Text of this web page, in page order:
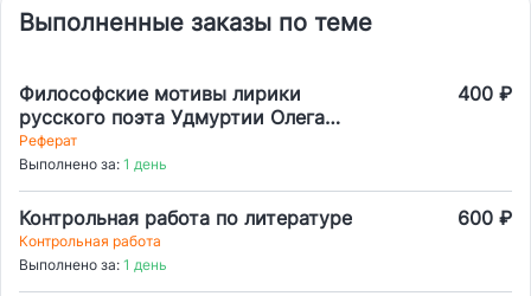
Выполненные заказы по теме
Философские мотивы лирики
русского поэта Удмуртии Олега
Поскребьева
400 ₽
Реферат
Выполнено за: 1 день
Контрольная работа по литературе 600 ₽
Контрольная работа
Выполнено за: 1 день